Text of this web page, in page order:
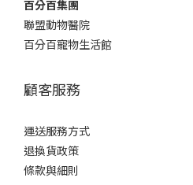
百分百集團
聯盟動物醫院
百分百寵物生活館
顧客服務
運送服務方式
退換貨政策
條款與細則